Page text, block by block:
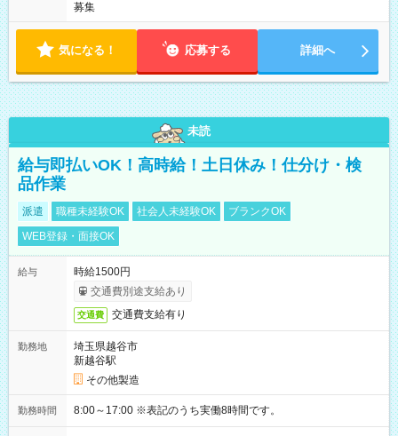
募集
気になる！ 応募する 詳細へ
未読
給与即払いOK！高時給！土日休み！仕分け・検
品作業
派遣 職種未経験OK 社会人未経験OK
ブランクOK
WEB登録・面接OK
給与
時給1500円
交通費別途支給あり
交通費 交通費支給有り
勤務地
埼玉県越谷市
新越谷駅
その他製造
勤務時間 8:00～17:00 ※表記のうち実働8時間です。